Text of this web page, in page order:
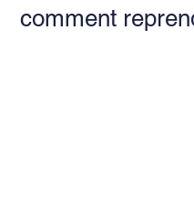
comment